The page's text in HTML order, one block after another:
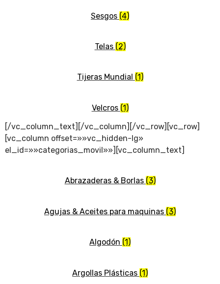
Sesgos (4)
Telas (2)
Tijeras Mundial (1)
Velcros (1)
[/vc_column_text][/vc_column][/vc_row][vc_row]
[vc_column offset=»»vc_hidden-lg»
el_id=»»categorias_movil»»][vc_column_text]
Abrazaderas & Borlas (3)
Agujas & Aceites para maquinas (3)
Algodón (1)
Argollas Plásticas (1)